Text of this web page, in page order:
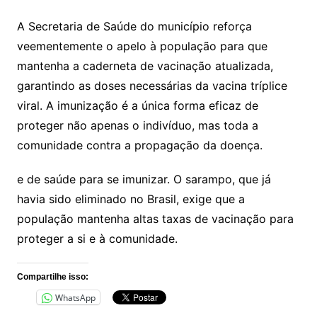
A Secretaria de Saúde do município reforça
veementemente o apelo à população para que
mantenha a caderneta de vacinação atualizada,
garantindo as doses necessárias da vacina tríplice
viral. A imunização é a única forma eficaz de
proteger não apenas o indivíduo, mas toda a
comunidade contra a propagação da doença.
e de saúde para se imunizar. O sarampo, que já
havia sido eliminado no Brasil, exige que a
população mantenha altas taxas de vacinação para
proteger a si e à comunidade.
Compartilhe isso:
WhatsApp